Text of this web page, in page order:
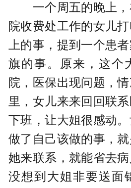
一个周五的晚上，
院收费处工作的女儿
上的事，提到一个患
旗的事。原来，这个
院，医保出现问题，
里，女儿来来回回联
下班，让大姐很感动
做了自己该做的事，
她来联系，就能省去病
没想到大姐非要送面